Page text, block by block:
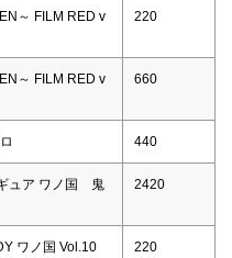
～ FILM RED v
220
～ FILM RED v
660
440
ュア ワノ国 鬼
2420
ワノ国 Vol.10
220